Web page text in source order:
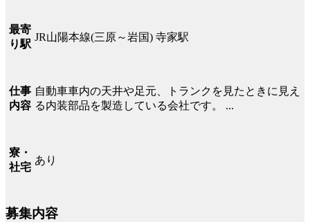
最寄
り駅
JR山陽本線(三原～岩国) 寺家駅
仕事
内容
自動車車内の天井や足元、トランクを見たときに見え
る内装部品を製造している会社です。 ...
寮・
社宅
あり
募集内容